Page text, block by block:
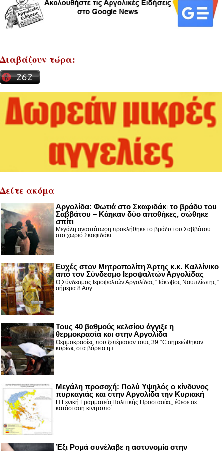
Διαβάζουν τώρα:
Δείτε ακόμα
Αργολίδα: Φωτιά στο Σκαφιδάκι το βράδυ του
Σαββάτου – Κάηκαν δύο αποθήκες, σώθηκε
σπίτι
Μεγάλη αναστάτωση προκλήθηκε το βράδυ του Σαββάτου
στο χωριό Σκαφιδάκι...
Ευχές στον Μητροπολίτη Άρτης κ.κ. Καλλίνικο
από τον Σύνδεσμο Ιεροψαλτών Αργολίδας
Ο Σύνδεσμος Ιεροψαλτών Αργολίδας '' Ιάκωβος Ναυπλίωτης ''
σήμερα 8 Αυγ...
Τους 40 βαθμούς κελσίου άγγιξε η
θερμοκρασία και στην Αργολίδα
Θερμοκρασίες που ξεπέρασαν τους 39 °C σημειώθηκαν
κυρίως στα βόρεια ηπ...
Μεγάλη προσοχή: Πολύ Υψηλός ο κίνδυνος
πυρκαγιάς και στην Αργολίδα την Κυριακή
Η Γενική Γραμματεία Πολιτικής Προστασίας, έθεσε σε
κατάσταση κινητοποί...
Έξι Ρομά συνέλαβε η αστυνομία στην